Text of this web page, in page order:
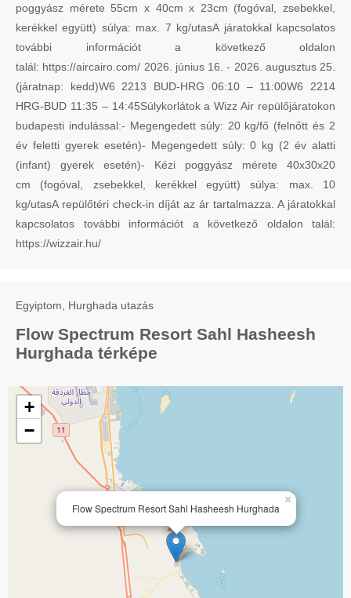
poggyász mérete 55cm x 40cm x 23cm (fogóval, zsebekkel,
kerékkel együtt) súlya: max. 7 kg/utasA járatokkal kapcsolatos
további információt a következő oldalon
talál: https://aircairo.com/ 2026. június 16. - 2026. augusztus 25.
(járatnap: kedd)W6 2213 BUD-HRG 06:10 – 11:00W6 2214
HRG-BUD 11:35 – 14:45Súlykorlátok a Wizz Air repülőjáratokon
budapesti indulással:- Megengedett súly: 20 kg/fő (felnőtt és 2
év feletti gyerek esetén)- Megengedett súly: 0 kg (2 év alatti
(infant) gyerek esetén)- Kézi poggyász mérete 40x30x20
cm (fogóval, zsebekkel, kerékkel együtt) súlya: max. 10
kg/utasA repülőtéri check-in díját az ár tartalmazza. A járatokkal
kapcsolatos további információt a következő oldalon talál:
https://wizzair.hu/
Egyiptom, Hurghada utazás
Flow Spectrum Resort Sahl Hasheesh
Hurghada térképe
Flow Spectrum Resort Sahl Hasheesh Hurghada
×
+
−